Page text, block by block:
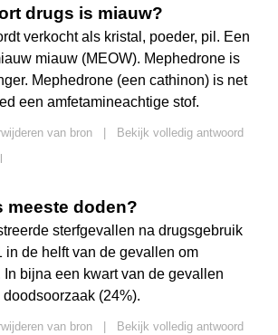
drugs is miauw?
verkocht als kristal, poeder, pil. Een
miauw (MEOW). Mephedrone is
Mephedrone (een cathinon) is net
een amfetamineachtige stof.
van bron
Bekijk volledig antwoord
meeste doden?
sterfgevallen na drugsgebruik
in de helft van de gevallen om
bijna een kwart van de gevallen
(24%).
van bron
Bekijk volledig antwoord